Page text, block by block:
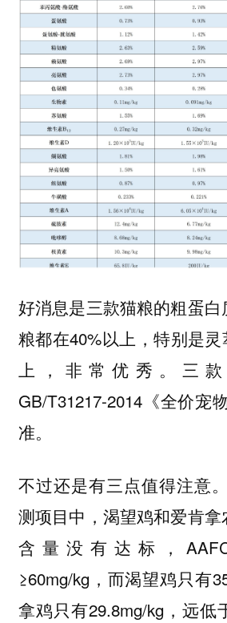
好消息是三款猫粮的粗蛋
粮都在40%以上，特别是
上，非常优秀。三
GB/T31217-2014《全价宠
准。
不过还是有三点值得注意
测项目中，渴望鸡和爱肯
含量没有达标，
≥60mg/kg，而渴望鸡只有
拿鸡只有29.8mg/kg，远低